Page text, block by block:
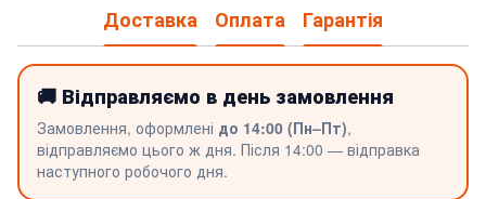
Доставка Оплата Гарантія
🚚 Відправляємо в день замовлення
Замовлення, оформлені до 14:00 (Пн–Пт),
відправляємо цього ж дня. Після 14:00 — відправка
наступного робочого дня.